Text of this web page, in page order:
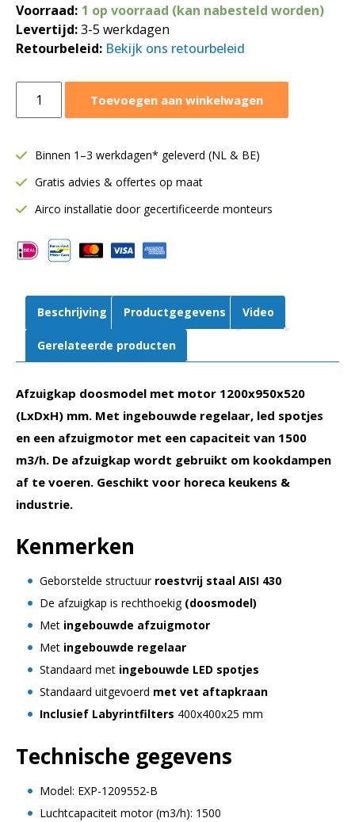
Voorraad: 1 op voorraad (kan nabesteld worden)
Levertijd:3-5 werkdagen
Retourbeleid: Bekijk ons retourbeleid
doosmodel
motor
mm
|
LED
verlichting
Toevoegen aan winkelwagen
Binnen 1–3 werkdagen* geleverd (NL & BE)
Gratis advies & offertes op maat
Airco installatie door gecertificeerde monteurs
Beschrijving Productgegevens Video
Gerelateerde producten
Afzuigkap doosmodel met motor 1200x950x520
(LxDxH) mm. Met ingebouwde regelaar, led spotjes
en een afzuigmotor met een capaciteit van 1500
m3/h. De afzuigkap wordt gebruikt om kookdampen
af te voeren. Geschikt voor horeca keukens &
industrie.
Kenmerken
Geborstelde structuur roestvrij staal AISI 430
De afzuigkap is rechthoekig (doosmodel)
Met ingebouwde afzuigmotor
Met ingebouwde regelaar
Standaard met ingebouwde LED spotjes
Standaard uitgevoerd met vet aftapkraan
Inclusief Labyrintfilters 400x400x25 mm
Technische gegevens
Model: EXP-1209552-B
Luchtcapaciteit motor (m3/h): 1500